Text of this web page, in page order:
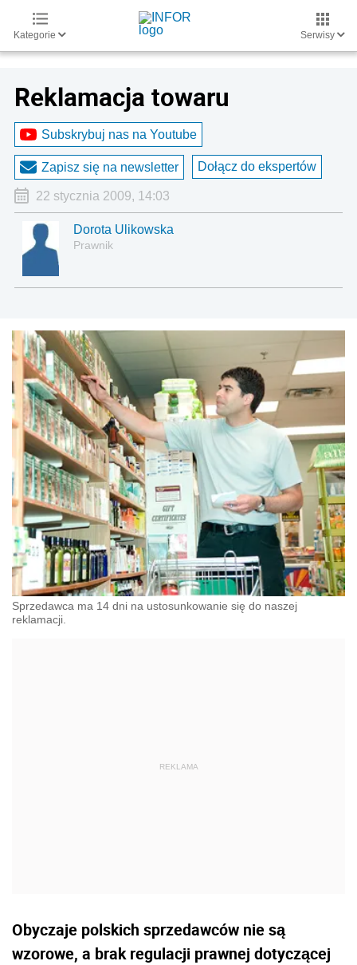
Kategorie Serwisy
Reklamacja towaru
Subskrybuj nas na Youtube
Zapisz się na newsletter Dołącz do ekspertów
22 stycznia 2009, 14:03
Dorota Ulikowska
Prawnik
Sprzedawca ma 14 dni na ustosunkowanie się do naszej
reklamacji.
Obyczaje polskich sprzedawców nie są
wzorowe, a brak regulacji prawnej dotyczącej